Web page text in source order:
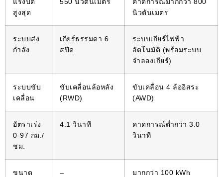
สูงสุด
นิวตันเมตร
ระบบส่ง
กำลัง
เกียร์ธรรมดา 6
สปีด
ระบบเกียร์ไฟฟ้า
อัตโนมัติ (พร้อมระบบ
จำลองเกียร์)
ระบบขับ
เคลื่อน
ขับเคลื่อนล้อหลัง
(RWD)
ขับเคลื่อน 4 ล้ออิสระ
(AWD)
อัตราเร่ง
0-97 กม./
ชม.
4.1 วินาที
คาดการณ์ต่ำกว่า 3.0
วินาที
ขนาด
–
มากกว่า 100 kWh